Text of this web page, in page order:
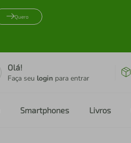
Quero
Olá!
Faça seu login para entrar
Smartphones Livros